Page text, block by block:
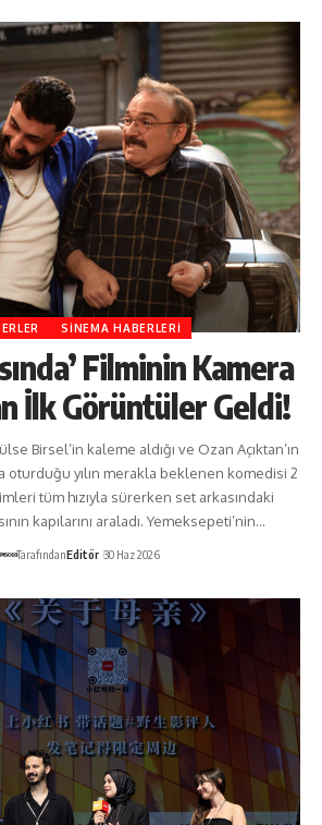
SINEMA HABERLERI
Filminin Kamera
İlk Görüntüler Geldi!
Birsel’in kaleme aldığı ve Ozan Açıktan’ın
yılın merakla beklenen komedisi 2
tüm hızıyla sürerken set arkasındaki
kapılarını araladı. Yemeksepeti’nin…
TarafındanEditör 30 Haz 2026